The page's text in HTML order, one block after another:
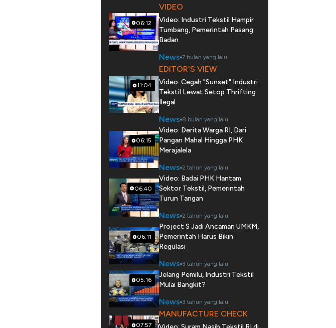
06:12
VIDEO
Video: Industri Tekstil Hampir
Tumbang, Pemerintah Pasang
Badan
News 7 bulan yang lalu
11:04
EDITOR'S VIEW
Video: Cegah "Sunset" Industri
Tekstil Lewat Setop Thrifting
Ilegal
News 8 bulan yang lalu
06:15
Video: Derita Warga RI, Dari
Pangan Mahal Hingga PHK
Merajalela
News 2 tahun yang lalu
06:40
Video: Badai PHK Hantam
Sektor Tekstil, Pemerintah
Turun Tangan
News 2 tahun yang lalu
06:11
Project S Jadi Ancaman UMKM,
Pemerintah Harus Bikin
Regulasi
News 3 tahun yang lalu
05:16
Jelang Pemilu, Industri Tekstil
Mulai Bangkit?
News 3 tahun yang lalu
07:57
MANUFACTURE CHECK